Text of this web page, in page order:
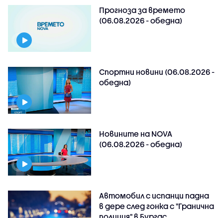
Прогноза за времето
(06.08.2026 - обедна)
Спортни новини (06.08.2026 -
обедна)
Новините на NOVA
(06.08.2026 - обедна)
Автомобил с испанци падна
в дере след гонка с "Гранична